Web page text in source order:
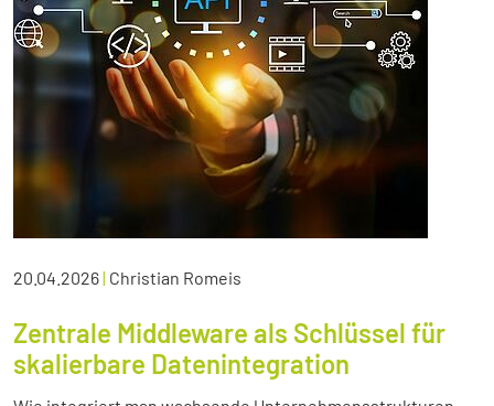
20.04.2026| Christian Romeis
Zentrale Middleware als Schlüssel für
skalierbare Datenintegration